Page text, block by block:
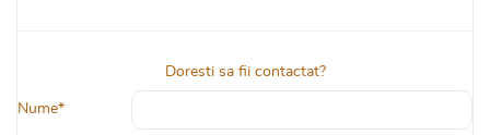
Doresti sa fii contactat?
Nume*